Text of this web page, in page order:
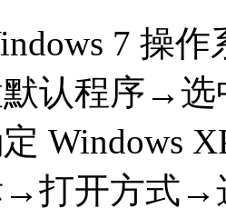
7 操
认程序→选
Windows
→打开方式→